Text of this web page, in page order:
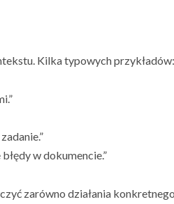
Kilka typowych przykładów:
w dokumencie.”
zarówno działania